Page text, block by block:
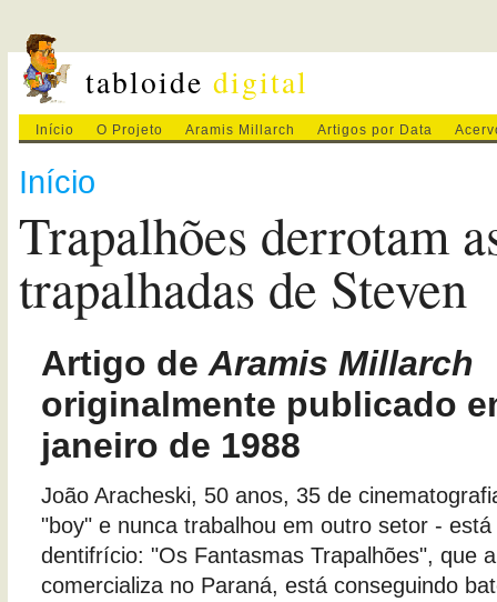
tabloidedigital
Início O Projeto Aramis Millarch Artigos por Data
Início
Trapalhões derrotam
trapalhadas de Steven
Artigo deAramis Millarch
originalmente publicado
janeiro de 1988
João Aracheski, 50 anos, 35 de
"boy" e nunca trabalhou em outro setor -
dentifrício: "Os Fantasmas Trapalhões", que
comercializa no Paraná, está conseguindo